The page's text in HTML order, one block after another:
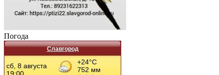
Погода
Славгород